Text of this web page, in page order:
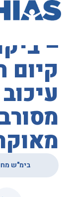
המאגר
בית
–
קיום
בימ"ש